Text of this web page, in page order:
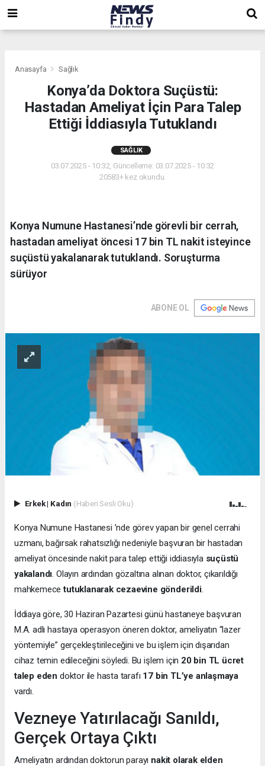
Anasayfa Sağlık
Konya’da Doktora Suçüstü:
Hastadan Ameliyat İçin Para Talep
Ettiği İddiasıyla Tutuklandı
SAĞLIK
03.07.2025 - 10:32, Güncelleme: 03.07.2025 - 10:32
20583+ kez okundu.
Konya Numune Hastanesi’nde görevli bir cerrah,
hastadan ameliyat öncesi 17 bin TL nakit isteyince
suçüstü yakalanarak tutuklandı. Soruşturma
sürüyor
ABONE OL
Erkek| Kadın (Haberi Sesli Oku)
Konya Numune Hastanesi ’nde görev yapan bir genel cerrahi
uzmanı, bağırsak rahatsızlığı nedeniyle başvuran bir hastadan
ameliyat öncesinde nakit para talep ettiği iddiasıyla suçüstü
yakalandı . Olayın ardından gözaltına alınan doktor, çıkarıldığı
mahkemecetutuklanarak cezaevine gönderildi.
İddiaya göre, 30 Haziran Pazartesi günü hastaneye başvuran
M.A. adlı hastaya operasyon öneren doktor, ameliyatın “lazer
yöntemiyle” gerçekleştirileceğini ve bu işlem için dışarıdan
cihaz temin edileceğini söyledi. Bu işlem için 20 bin TL ücret
talep eden doktor ile hasta tarafı 17 bin TL’ye anlaşmaya
vardı.
Vezneye Yatırılacağı Sanıldı,
Gerçek Ortaya Çıktı
Ameliyatın ardından doktorun parayı nakit olarak elden